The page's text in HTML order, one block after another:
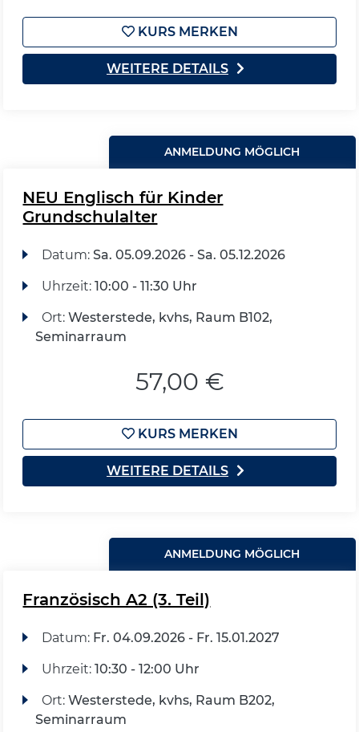
KURS MERKEN
WEITERE DETAILS
ANMELDUNG MÖGLICH
NEU Englisch für Kinder
Grundschulalter
Datum: Sa. 05.09.2026 - Sa. 05.12.2026
Uhrzeit: 10:00 - 11:30 Uhr
Ort: Westerstede, kvhs, Raum B102,
Seminarraum
57,00 €
KURS MERKEN
WEITERE DETAILS
ANMELDUNG MÖGLICH
Französisch A2 (3. Teil)
Datum: Fr. 04.09.2026 - Fr. 15.01.2027
Uhrzeit: 10:30 - 12:00 Uhr
Ort: Westerstede, kvhs, Raum B202,
Seminarraum